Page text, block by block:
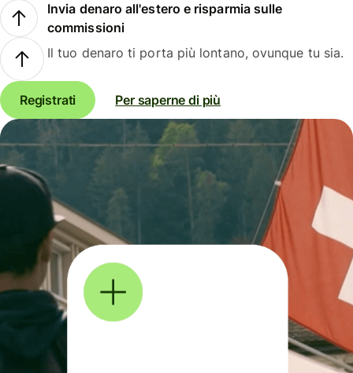
Invia denaro all'estero e risparmia sulle
commissioni
Il tuo denaro ti porta più lontano, ovunque tu sia.
Registrati Per saperne di più